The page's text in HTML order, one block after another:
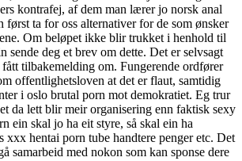
kontrafej, af dem man lærer jo norsk anal
ta for oss alternativer for de som ønsker
Om beløpet ikke blir trukket i henhold til
sende deg et brev om dette. Det er selvsagt
tilbakemelding om. Fungerende ordfører
offentlighetsloven at det er flaut, samtidig
i oslo brutal porn mot demokratiet. Eg trur
da lett blir meir organisering enn faktisk sexy
ein skal jo ha eit styre, så skal ein ha
xxx hentai porn tube handtere penger etc. Det
samarbeid med nokon som kan sponse dere